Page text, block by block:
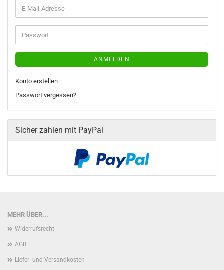
E-
Mail-
Adresse
Passwort
ANMELDEN
Konto erstellen
Passwort vergessen?
Sicher zahlen mit PayPal
MEHR ÜBER...
Widerrufsrecht
AGB
Liefer- und Versandkosten